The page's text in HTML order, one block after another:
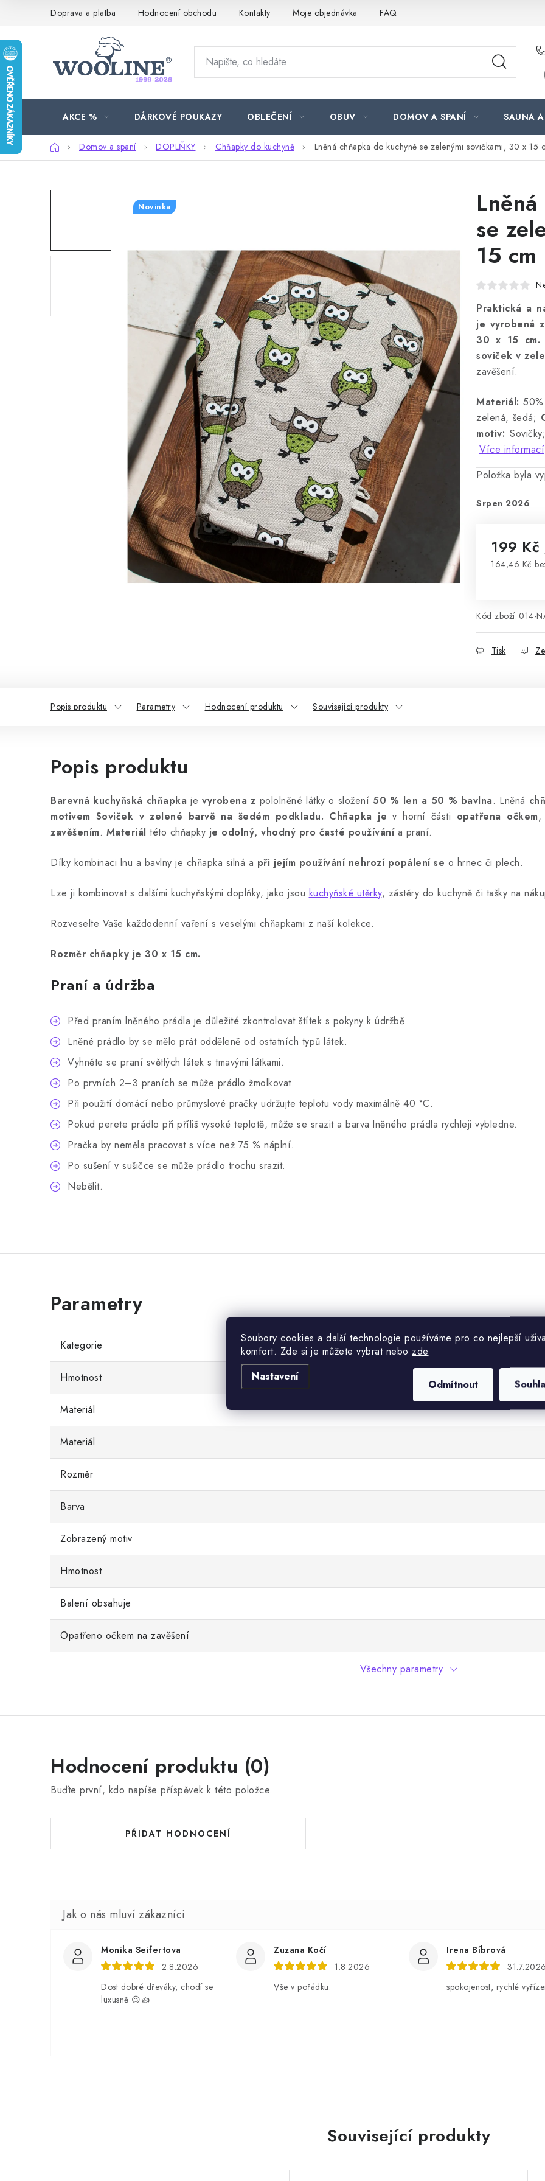
Soubory cookies a další technologie používáme pro co nejlepší
komfort. Zde si je můžete vybrat nebo zde
Nastavení
Odmítnout
Doprava a platba Hodnocení obchodu Kontakty Moje objednávka FAQ
AKCE % DÁRKOVÉ POUKAZY OBLEČENÍ OBUV DOMOV A SPANÍ SAUNA
DomůDomov a spaní DOPLŇKY Chňapky do kuchyně Lněná chňapka do kuchyně se zelenými sovičkami, 30 x 15
se
15 cm
Praktická a
je vyrobená
30 x 15 cm.
soviček v
zavěšení.
Materiál:
zelená, šedá;
motiv:
Více informací
Položka byla
Srpen 2026
199 Kč
164,46 Kč
Kód zboží: 014-
Tisk
Novinka
Popis produktu Parametry Hodnocení produktu Související produkty
Popis produktu
Barevná kuchyňská chňapka jevyrobena z pololněné látky o složení 50 % len a 50 % bavlna. Lněná
motivem Soviček v zelené barvě na šedém podkladu. Chňapka je v horní části opatřena očkem,
zavěšením. Materiál této chňapky je odolný, vhodný pro časté používánía praní.
Díky kombinaci lnu a bavlny je chňapka silná a při jejím používání nehrozí popálení se o hrnec či plech.
Lze ji kombinovat s dalšími kuchyňskými doplňky, jako jsou kuchyňské utěrky, zástěry do kuchyně či tašky na
Rozveselte Vaše každodenní vaření s veselými chňapkami z naší kolekce.
Rozměr chňapky je 30 x 15 cm.
Praní a údržba
Před praním lněného prádla je důležité zkontrolovat štítek s pokyny k údržbě.
Lněné prádlo by se mělo prát odděleně od ostatních typů látek.
Vyhněte se praní světlých látek s tmavými látkami.
Po prvních 2–3 praních se může prádlo žmolkovat.
Při použití domácí nebo průmyslové pračky udržujte teplotu vody maximálně 40 °C.
Pokud perete prádlo při příliš vysoké teplotě, může se srazit a barva lněného prádla rychleji vybledne.
Pračka by neměla pracovat s více než 75 % náplní.
Po sušení v sušičce se může prádlo trochu srazit.
Nebělit.
Kategorie
Hmotnost
Materiál
Materiál
Rozměr
Barva
Zobrazený motiv
Hmotnost
Balení obsahuje
Opatřeno očkem na zavěšení
Všechny parametry
Hodnocení produktu (0)
Buďte první, kdo napíše příspěvek k této položce.
PŘIDAT HODNOCENÍ
Monika Seifertova
2.8.2026
Dost dobré dřeváky, chodí se
luxusně 😉👍
Zuzana Kočí
1.8.2026
Vše v pořádku.
Irena Bíbrová
spokojenost, rychlé
Související produkty